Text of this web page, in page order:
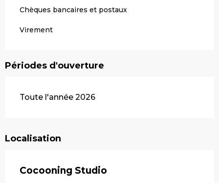
Chèques bancaires et postaux
Virement
Périodes d'ouverture
Toute l'année 2026
Localisation
Cocooning Studio